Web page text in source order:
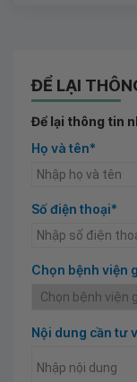
ĐỂ LẠI
Để lại thông tin
Họ và tên*
Số điện thoại*
Chọn bệnh viện
Nội dung cần tư